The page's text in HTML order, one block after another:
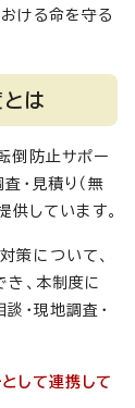
ける命を守る
は
倒防止サポー
・見積り（無
供しています。
策について、
き、本制度に
・現地調査・
して連携して